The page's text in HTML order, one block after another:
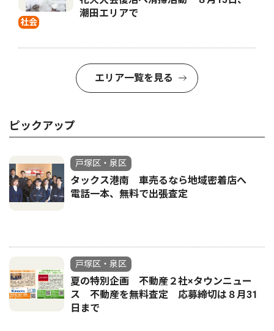
社会
潮田エリアで
エリア一覧を見る
ピックアップ
戸塚区・泉区
タックス港南 車売るなら地域密着店へ
電話一本、無料で出張査定
戸塚区・泉区
夏の特別企画 不動産２社×タウンニュー
ス 不動産を無料査定 応募締切は８月31
日まで